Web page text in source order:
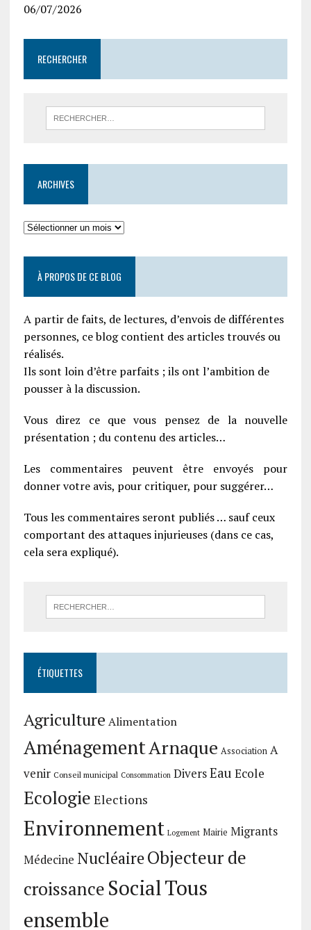
06/07/2026
RECHERCHER
ARCHIVES
À PROPOS DE CE BLOG
A partir de faits, de lectures, d’envois de différentes
personnes, ce blog contient des articles trouvés ou
réalisés.
Ils sont loin d’être parfaits ; ils ont l’ambition de
pousser à la discussion.
Vous direz ce que vous pensez de la nouvelle
présentation ; du contenu des articles…
Les commentaires peuvent être envoyés pour
donner votre avis, pour critiquer, pour suggérer…
Tous les commentaires seront publiés … sauf ceux
comportant des attaques injurieuses (dans ce cas,
cela sera expliqué).
ÉTIQUETTES
Agriculture Alimentation
AménagementArnaque Association A
venir Conseil municipal Consommation DiversEau Ecole
Ecologie Elections
Environnement Logement Mairie Migrants
Médecine NucléaireObjecteur de
croissance SocialTous
ensemble